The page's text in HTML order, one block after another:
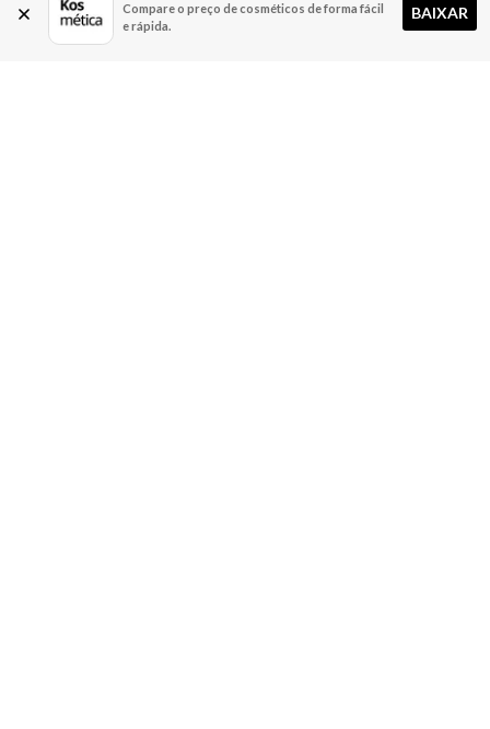
Compare o preço de cosméticos de forma fácil
e rápida.
BAIXAR